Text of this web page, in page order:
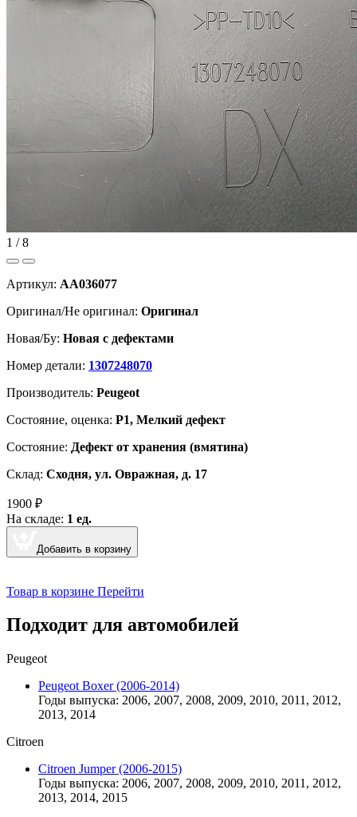
1 / 8
Артикул: AA036077
Оригинал/Не оригинал: Оригинал
Новая/Бу: Новая с дефектами
Номер детали: 1307248070
Производитель: Peugeot
Cостояние, оценка: Р1, Мелкий дефект
Состояние: Дефект от хранения (вмятина)
Склад: Сходня, ул. Овражная, д. 17
1900 ₽
На складе: 1 ед.
Добавить в корзину
Товар в корзине Перейти
Подходит для автомобилей
Peugeot
Peugeot Boxer (2006-2014)
Годы выпуска: 2006, 2007, 2008, 2009, 2010, 2011, 2012,
2013, 2014
Citroen
Citroen Jumper (2006-2015)
Годы выпуска: 2006, 2007, 2008, 2009, 2010, 2011, 2012,
2013, 2014, 2015